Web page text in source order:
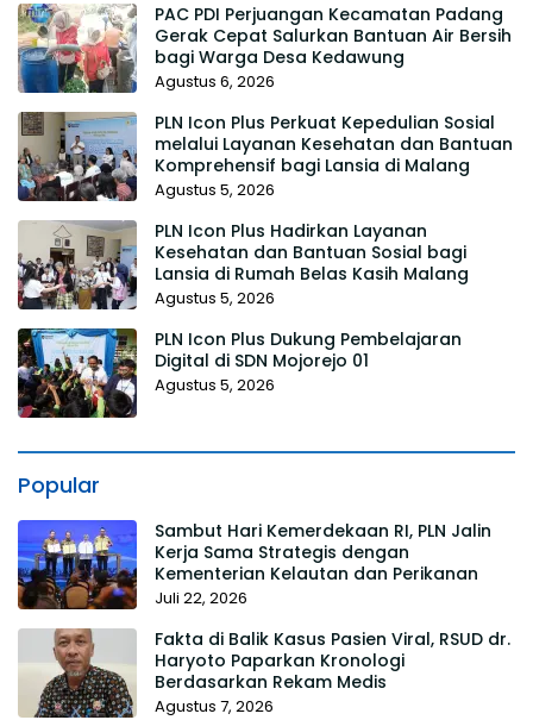
PAC PDI Perjuangan Kecamatan Padang
Gerak Cepat Salurkan Bantuan Air Bersih
bagi Warga Desa Kedawung
Agustus 6, 2026
PLN Icon Plus Perkuat Kepedulian Sosial
melalui Layanan Kesehatan dan Bantuan
Komprehensif bagi Lansia di Malang
Agustus 5, 2026
PLN Icon Plus Hadirkan Layanan
Kesehatan dan Bantuan Sosial bagi
Lansia di Rumah Belas Kasih Malang
Agustus 5, 2026
PLN Icon Plus Dukung Pembelajaran
Digital di SDN Mojorejo 01
Agustus 5, 2026
Popular
Sambut Hari Kemerdekaan RI, PLN Jalin
Kerja Sama Strategis dengan
Kementerian Kelautan dan Perikanan
Juli 22, 2026
Fakta di Balik Kasus Pasien Viral, RSUD dr.
Haryoto Paparkan Kronologi
Berdasarkan Rekam Medis
Agustus 7, 2026